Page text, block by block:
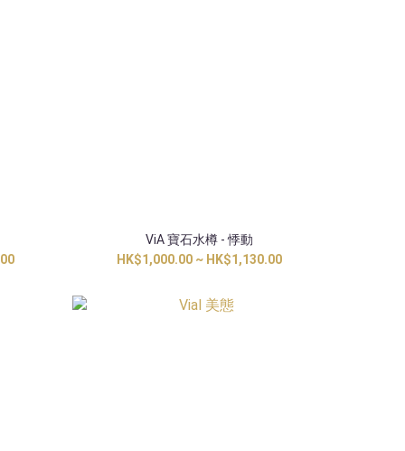
ViA 寶石水樽 - 悸動
HK$1,000.00 ~ HK$1,130.00